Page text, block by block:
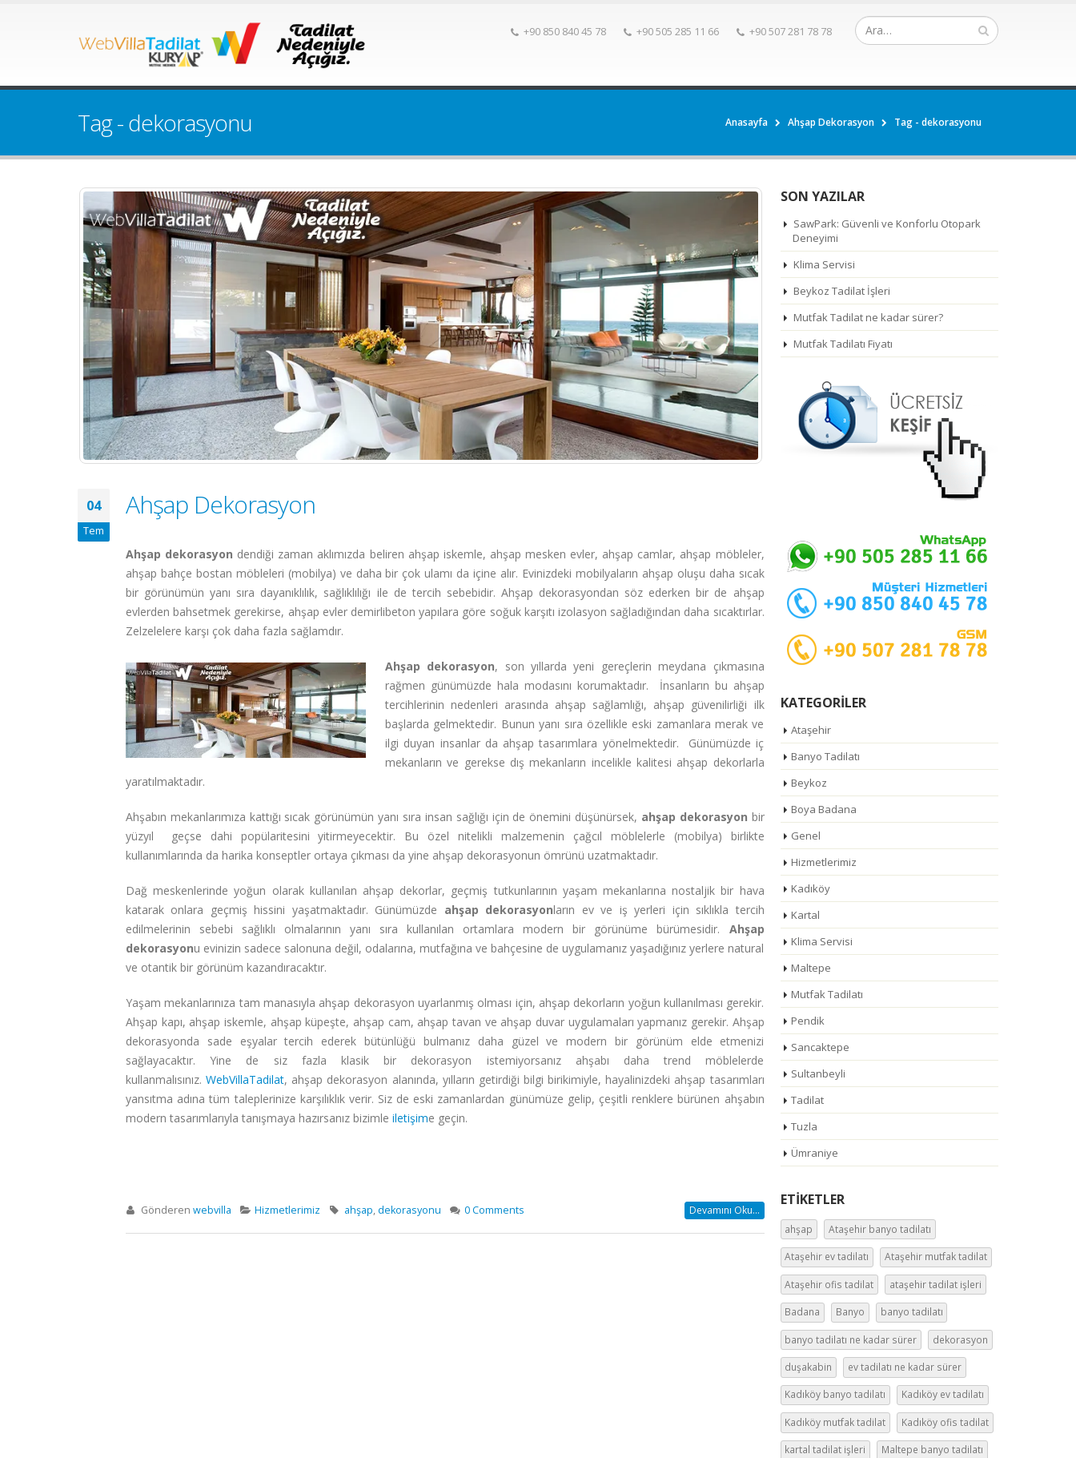
+90 850 840 45 78 +90 505 285 11 66 +90 507 281 78 78
Tag - dekorasyonu Anasayfa Ahşap Dekorasyon Tag - dekorasyonu
04
Tem
Ahşap Dekorasyon
Ahşap dekorasyon dendiği zaman aklımızda beliren ahşap iskemle, ahşap mesken evler, ahşap camlar, ahşap möbleler,
ahşap bahçe bostan möbleleri (mobilya) ve daha bir çok ulamı da içine alır. Evinizdeki mobilyaların ahşap oluşu daha sıcak
bir görünümün yanı sıra dayanıklılık, sağlıklılığı ile de tercih sebebidir. Ahşap dekorasyondan söz ederken bir de ahşap
evlerden bahsetmek gerekirse, ahşap evler demirlibeton yapılara göre soğuk karşıtı izolasyon sağladığından daha sıcaktırlar.
Zelzelelere karşı çok daha fazla sağlamdır.
Ahşap dekorasyon, son yıllarda yeni gereçlerin meydana çıkmasına
rağmen günümüzde hala modasını korumaktadır. İnsanların bu ahşap
tercihlerinin nedenleri arasında ahşap sağlamlığı, ahşap güvenilirliği ilk
başlarda gelmektedir. Bunun yanı sıra özellikle eski zamanlara merak ve
ilgi duyan insanlar da ahşap tasarımlara yönelmektedir. Günümüzde iç
mekanların ve gerekse dış mekanların incelikle kalitesi ahşap dekorlarla
yaratılmaktadır.
Ahşabın mekanlarımıza kattığı sıcak görünümün yanı sıra insan sağlığı için de önemini düşünürsek, ahşap dekorasyon bir
yüzyıl geçse dahi popülaritesini yitirmeyecektir. Bu özel nitelikli malzemenin çağcıl möblelerle (mobilya) birlikte
kullanımlarında da harika konseptler ortaya çıkması da yine ahşap dekorasyonun ömrünü uzatmaktadır.
Dağ meskenlerinde yoğun olarak kullanılan ahşap dekorlar, geçmiş tutkunlarının yaşam mekanlarına nostaljik bir hava
katarak onlara geçmiş hissini yaşatmaktadır. Günümüzde ahşap dekorasyonların ev ve iş yerleri için sıklıkla tercih
edilmelerinin sebebi sağlıklı olmalarının yanı sıra kullanılan ortamlara modern bir görünüme bürümesidir. Ahşap
dekorasyonu evinizin sadece salonuna değil, odalarına, mutfağına ve bahçesine de uygulamanız yaşadığınız yerlere natural
ve otantik bir görünüm kazandıracaktır.
Yaşam mekanlarınıza tam manasıyla ahşap dekorasyon uyarlanmış olması için, ahşap dekorların yoğun kullanılması gerekir.
Ahşap kapı, ahşap iskemle, ahşap küpeşte, ahşap cam, ahşap tavan ve ahşap duvar uygulamaları yapmanız gerekir. Ahşap
dekorasyonda sade eşyalar tercih ederek bütünlüğü bulmanız daha güzel ve modern bir görünüm elde etmenizi
sağlayacaktır. Yine de siz fazla klasik bir dekorasyon istemiyorsanız ahşabı daha trend möblelerde
kullanmalısınız.WebVillaTadilat, ahşap dekorasyon alanında, yılların getirdiği bilgi birikimiyle, hayalinizdeki ahşap tasarımları
yansıtma adına tüm taleplerinize karşılıklık verir. Siz de eski zamanlardan günümüze gelip, çeşitli renklere bürünen ahşabın
modern tasarımlarıyla tanışmaya hazırsanız bizimle iletişime geçin.
Gönderen webvilla Hizmetlerimiz ahşap,dekorasyonu 0 Comments Devamını Oku...
SON YAZILAR
SawPark: Güvenli ve Konforlu Otopark
Deneyimi
Klima Servisi
Beykoz Tadilat İşleri
Mutfak Tadilat ne kadar sürer?
Mutfak Tadilatı Fiyatı
KATEGORILER
Ataşehir
Banyo Tadilatı
Beykoz
Boya Badana
Genel
Hizmetlerimiz
Kadıköy
Kartal
Klima Servisi
Maltepe
Mutfak Tadilatı
Pendik
Sancaktepe
Sultanbeyli
Tadilat
Tuzla
Ümraniye
ETIKETLER
ahşap Ataşehir banyo tadilatı
Ataşehir ev tadilatı Ataşehir mutfak tadilat
Ataşehir ofis tadilat ataşehir tadilat işleri
Badana Banyo banyo tadilatı
banyo tadilatı ne kadar sürer dekorasyon
duşakabin ev tadilatı ne kadar sürer
Kadıköy banyo tadilatı Kadıköy ev tadilatı
Kadıköy mutfak tadilat Kadıköy ofis tadilat
kartal tadilat işleri Maltepe banyo tadilatı